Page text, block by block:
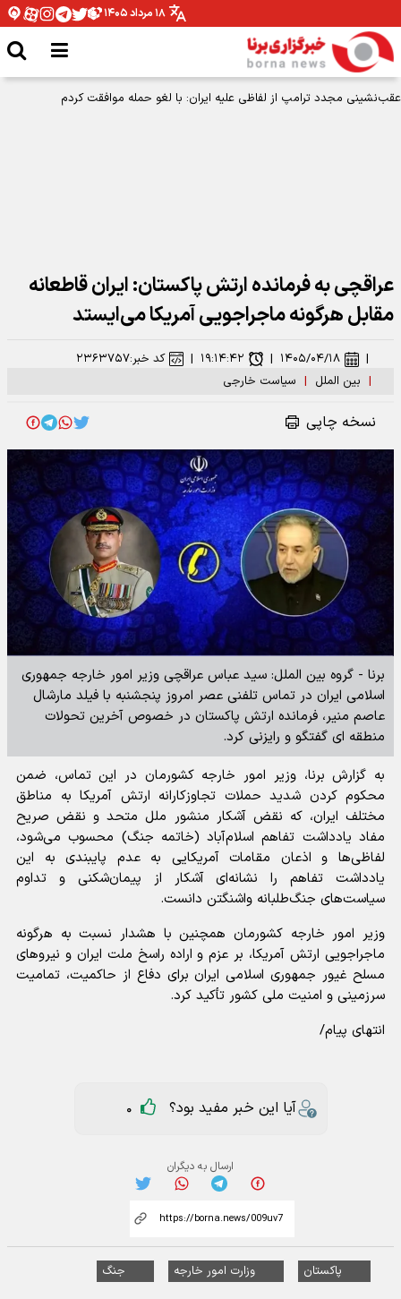
۱۸ مرداد ۱۴۰۵
عقب‌نشینی مجدد ترامپ از لفاظی علیه ایران: با لغو حمله موافقت کردم
عراقچی به فرمانده ارتش پاکستان: ایران قاطعانه
مقابل هرگونه ماجراجویی آمریکا می‌ایستد
| بین الملل | سیاست خارجی
| ۱۴۰۵/۰۴/۱۸ | ۱۹:۱۴:۴۲ | کد خبر:۲۳۶۳۷۵۷
نسخه چاپی
برنا - گروه بین الملل: سید عباس عراقچی وزیر امور خارجه جمهوری
اسلامی ایران در تماس تلفنی عصر امروز پنجشنبه با فیلد مارشال
عاصم منیر، فرمانده ارتش پاکستان در خصوص آخرین تحولات
منطقه ای گفتگو و رایزنی کرد.
به گزارش برنا، وزیر امور خارجه کشورمان در این تماس، ضمن
محکوم کردن شدید حملات تجاوزکارانه ارتش آمریکا به مناطق
مختلف ایران، که نقض آشکار منشور ملل متحد و نقض صریح
مفاد یادداشت تفاهم اسلام‌آباد (خاتمه جنگ) محسوب می‌شود،
لفاظی‌ها و اذعان مقامات آمریکایی به عدم پایبندی به این
یادداشت تفاهم را نشانه‌ای آشکار از پیمان‌شکنی و تداوم
سیاست‌های جنگ‌طلبانه واشنگتن دانست.
وزیر امور خارجه کشورمان همچنین با هشدار نسبت به هرگونه
ماجراجویی ارتش آمریکا، بر عزم و اراده راسخ ملت ایران و نیرو‌های
مسلح غیور جمهوری اسلامی ایران برای دفاع از حاکمیت، تمامیت
سرزمینی و امنیت ملی کشور تأکید کرد.
انتهای پیام/
آیا این خبر مفید بود؟ 0
ارسال به دیگران
پاکستان وزارت امور خارجه جنگ